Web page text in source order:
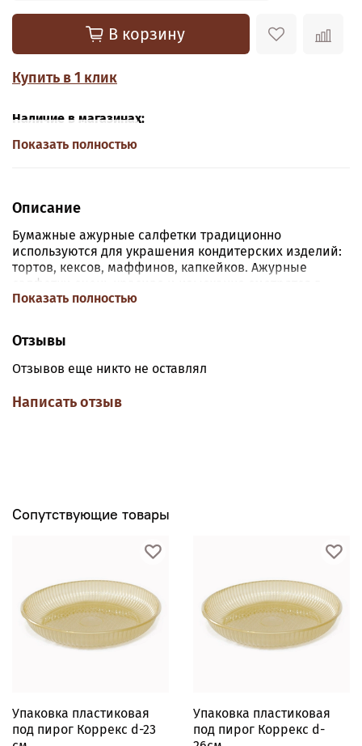
В корзину
Купить в 1 клик
Наличие в магазинах:
Показать полностью
Описание
Бумажные ажурные салфетки традиционно
используются для украшения кондитерских изделий:
тортов, кексов, маффинов, капкейков. Ажурные
салфетки очень красиво и изысканно смотрятся в
качестве подставок под выпечку.
Показать полностью
Отзывы
Отзывов еще никто не оставлял
Написать отзыв
Сопутствующие товары
Упаковка пластиковая
под пирог Коррекс d-23
Упаковка пластиковая
под пирог Коррекс d-